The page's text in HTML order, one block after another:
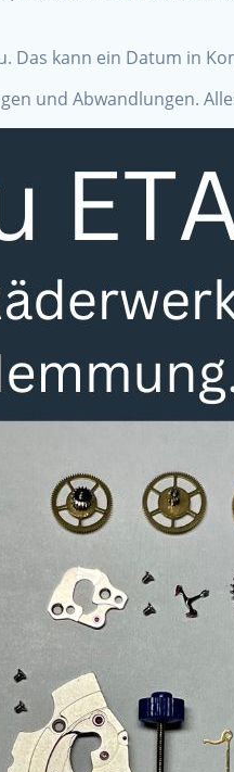
Das kann ein Datum in
und Abwandlungen.